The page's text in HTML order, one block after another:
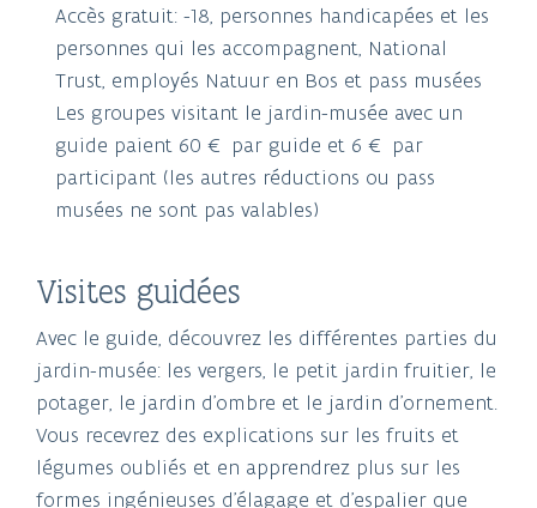
Accès gratuit: -18, personnes handicapées et les
personnes qui les accompagnent, National
Trust, employés Natuur en Bos et pass musées
Les groupes visitant le jardin-musée avec un
guide paient 60 € par guide et 6 € par
participant (les autres réductions ou pass
musées ne sont pas valables)
Visites guidées
Avec le guide, découvrez les différentes parties du
jardin-musée: les vergers, le petit jardin fruitier, le
potager, le jardin d'ombre et le jardin d'ornement.
Vous recevrez des explications sur les fruits et
légumes oubliés et en apprendrez plus sur les
formes ingénieuses d'élagage et d'espalier que